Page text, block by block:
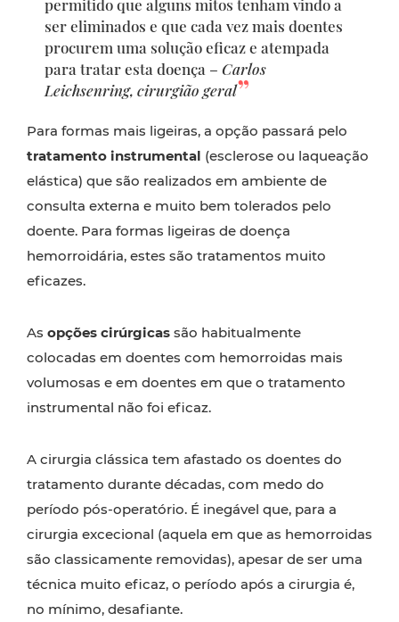
permitido que alguns mitos tenham vindo a
ser eliminados e que cada vez mais doentes
procurem uma solução eficaz e atempada
para tratar esta doença – Carlos
Leichsenring, cirurgião geral
Para formas mais ligeiras, a opção passará pelo
tratamento instrumental (esclerose ou laqueação
elástica) que são realizados em ambiente de
consulta externa e muito bem tolerados pelo
doente. Para formas ligeiras de doença
hemorroidária, estes são tratamentos muito
eficazes.
As opções cirúrgicas são habitualmente
colocadas em doentes com hemorroidas mais
volumosas e em doentes em que o tratamento
instrumental não foi eficaz.
A cirurgia clássica tem afastado os doentes do
tratamento durante décadas, com medo do
período pós-operatório. É inegável que, para a
cirurgia excecional (aquela em que as hemorroidas
são classicamente removidas), apesar de ser uma
técnica muito eficaz, o período após a cirurgia é,
no mínimo, desafiante.